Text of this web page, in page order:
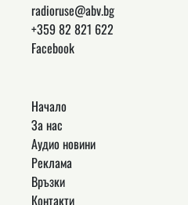
radioruse@abv.bg
+359 82 821 622
Facebook
Начало
За нас
Аудио новини
Реклама
Връзки
Контакти